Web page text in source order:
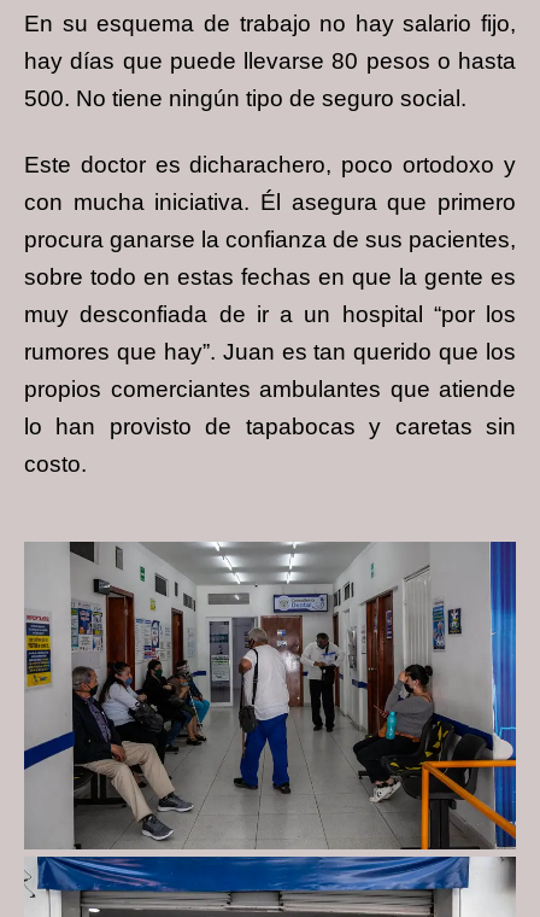
En su esquema de trabajo no hay salario fijo,
hay días que puede llevarse 80 pesos o hasta
500. No tiene ningún tipo de seguro social.
Este doctor es dicharachero, poco ortodoxo y
con mucha iniciativa. Él asegura que primero
procura ganarse la confianza de sus pacientes,
sobre todo en estas fechas en que la gente es
muy desconfiada de ir a un hospital “por los
rumores que hay”. Juan es tan querido que los
propios comerciantes ambulantes que atiende
lo han provisto de tapabocas y caretas sin
costo.